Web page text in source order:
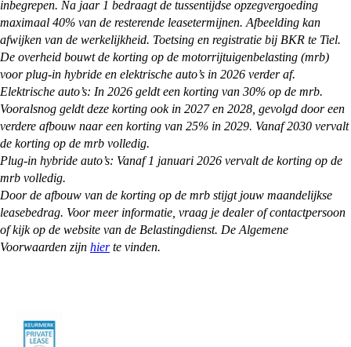
inbegrepen. Na jaar 1 bedraagt de tussentijdse opzegvergoeding
maximaal 40% van de resterende leasetermijnen. Afbeelding kan
afwijken van de werkelijkheid. Toetsing en registratie bij BKR te Tiel.
De overheid bouwt de korting op de motorrijtuigenbelasting (mrb)
voor plug-in hybride en elektrische auto’s in 2026 verder af.
Elektrische auto’s: In 2026 geldt een korting van 30% op de mrb.
Vooralsnog geldt deze korting ook in 2027 en 2028, gevolgd door een
verdere afbouw naar een korting van 25% in 2029. Vanaf 2030 vervalt
de korting op de mrb volledig.
Plug-in hybride auto’s: Vanaf 1 januari 2026 vervalt de korting op de
mrb volledig.
Door de afbouw van de korting op de mrb stijgt jouw maandelijkse
leasebedrag. Voor meer informatie, vraag je dealer of contactpersoon
of kijk op de website van de Belastingdienst. De Algemene
Voorwaarden zijn hierte vinden.